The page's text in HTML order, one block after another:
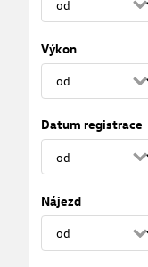
Výkon
Datum registrace
Nájezd